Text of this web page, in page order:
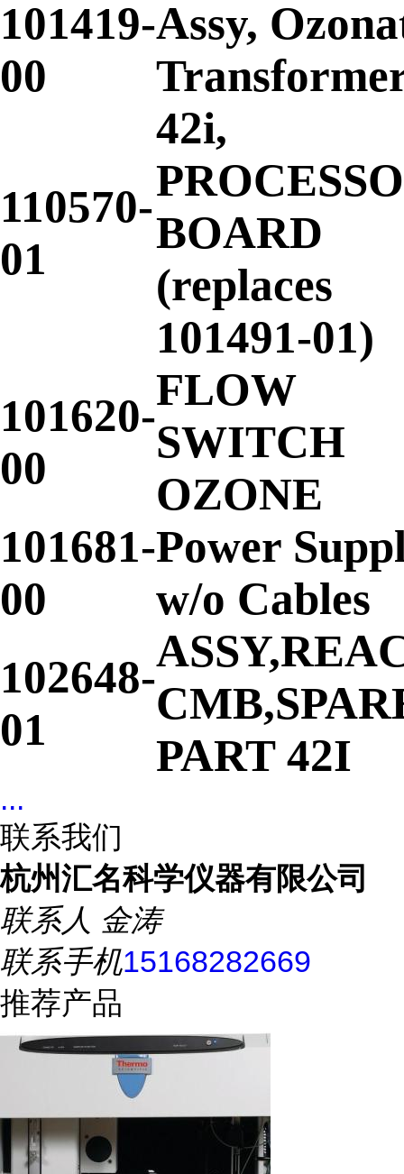
101419-
00
Assy,
110570-
01
42i,
BOARD
(replaces
101491-01)
101620-
00
FLOW
SWITCH
OZONE
101681-
00
Power
w/o Cables
102648-
01
PART 42I
...
联系我们
杭州汇名科学仪器有限公司
联系人 金涛
联系手机15168282669
推荐产品